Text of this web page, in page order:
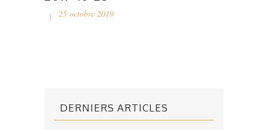
25 octobre 2019
DERNIERS ARTICLES